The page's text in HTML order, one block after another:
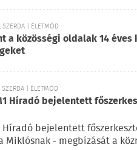
| ÉLETMÓD
a közösségi oldalak 14
| ÉLETMÓD
Híradó bejelentett
Híradó bejelentett
Miklósnak - megbízását a